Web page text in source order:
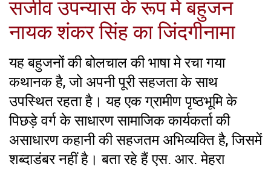
सजीव उपन्यास के रूप में बहुजन
नायक शंकर सिंह का जिंदगीनामा
यह बहुजनों की बोलचाल की भाषा मे रचा गया
कथानक है, जो अपनी पूरी सहजता के साथ
उपस्थित रहता है। यह एक ग्रामीण पृष्ठभूमि के
पिछड़े वर्ग के साधारण सामाजिक कार्यकर्ता की
असाधारण कहानी की सहजतम अभिव्यक्ति है, जिसमें
शब्दाडंबर नहीं है। बता रहे हैं एस. आर. मेहरा